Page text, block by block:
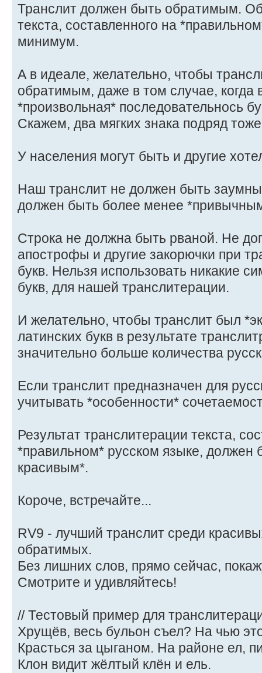
Транслит должен быть обратимым.
текста, составленного на
минимум.
А в идеале, желательно, чтобы
обратимым, даже в том случае, когда
*произвольная* последовательнось
Скажем, два мягких знака подряд
У населения могут быть и другие
Наш транслит не должен быть
должен быть более менее
Строка не должна быть рваной. Не
апострофы и другие закорючки при
букв. Нельзя использовать никакие
букв, для нашей транслитерации.
И желательно, чтобы транслит был
латинских букв в результате
значительно больше количества
Если транслит предназначен для
учитывать *особенности*
Результат транслитерации текста,
*правильном* русском языке, должен
красивым*.
Короче, встречайте...
RV9 - лучший транслит среди
обратимых.
Без лишних слов, прямо сейчас,
Смотрите и удивляйтесь!
// Тестовый пример для
Хрущёв, весь бульон съел? На чью
Красться за цыганом. На районе ел,
Клон видит жёлтый клён и ель.